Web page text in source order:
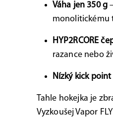
Váha jen 350 g
monolitickému
HYP2RCORE
razance nebo
Nízký kick point
Tahle hokejka je
Vyzkoušej Vapor